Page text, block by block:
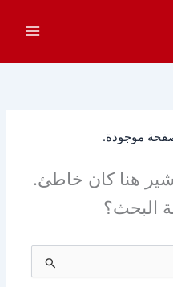
موجودة.
هنا كان خاطئ.
البحث؟